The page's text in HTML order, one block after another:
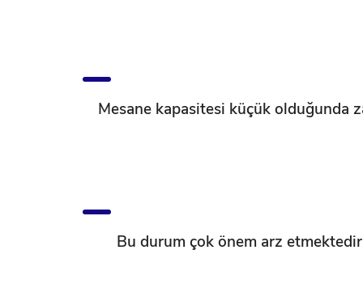
Mesane kapasitesi küçük olduğunda
Bu durum çok önem arz